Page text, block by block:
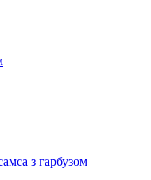
з гарбузом